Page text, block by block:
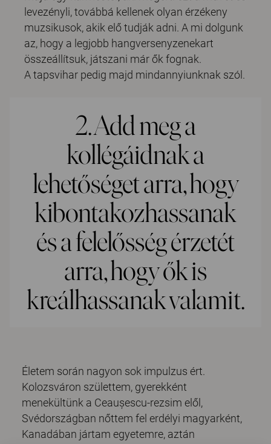
levezényli, továbbá kellenek olyan érzékeny
muzsikusok, akik elő tudják adni. A mi dolgunk
az, hogy a legjobb hangversenyzenekart
összeállítsuk, játszani már ők fognak.
A tapsvihar pedig majd mindannyiunknak szól.
2. Add meg a
kollégáidnak a
lehetőséget arra, hogy
kibontakozhassanak
és a felelősség érzetét
arra, hogy ők is
kreálhassanak valamit.
Életem során nagyon sok impulzus ért.
Kolozsváron születtem, gyerekként
menekültünk a Ceaușescu-rezsim elől,
Svédországban nőttem fel erdélyi magyarként,
Kanadában jártam egyetemre, aztán